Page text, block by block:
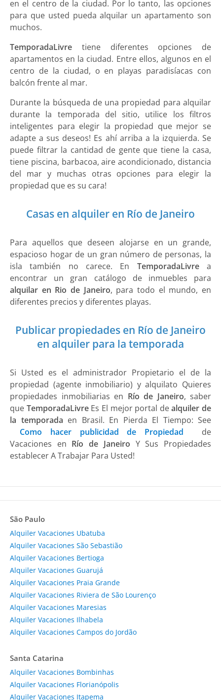
en el centro de la ciudad. Por lo tanto, las opciones
para que usted pueda alquilar un apartamento son
muchos.
TemporadaLivre tiene diferentes opciones de
apartamentos en la ciudad. Entre ellos, algunos en el
centro de la ciudad, o en playas paradisíacas con
balcón frente al mar.
Durante la búsqueda de una propiedad para alquilar
durante la temporada del sitio, utilice los filtros
inteligentes para elegir la propiedad que mejor se
adapte a sus deseos! Es ahí arriba a la izquierda. Se
puede filtrar la cantidad de gente que tiene la casa,
tiene piscina, barbacoa, aire acondicionado, distancia
del mar y muchas otras opciones para elegir la
propiedad que es su cara!
Casas en alquiler en Río de Janeiro
Para aquellos que deseen alojarse en un grande,
espacioso hogar de un gran número de personas, la
isla también no carece. En TemporadaLivrea
encontrar un gran catálogo de inmuebles para
alquilar en Rio de Janeiro, para todo el mundo, en
diferentes precios y diferentes playas.
Publicar propiedades en Río de Janeiro
en alquiler para la temporada
Si Usted es el administrador Propietario el de la
propiedad (agente inmobiliario) y alquilato Quieres
propiedades inmobiliarias en Río de Janeiro, saber
que TemporadaLivreEs El mejor portal dealquiler de
la temporada en Brasil. En Pierda El Tiempo: See
Como hacer publicidad de Propiedad
de
Vacaciones en Río de Janeiro Y Sus Propiedades
establecer A Trabajar Para Usted!
São Paulo
Alquiler Vacaciones Ubatuba
Alquiler Vacaciones São Sebastião
Alquiler Vacaciones Bertioga
Alquiler Vacaciones Guarujá
Alquiler Vacaciones Praia Grande
Alquiler Vacaciones Riviera de São Lourenço
Alquiler Vacaciones Maresias
Alquiler Vacaciones Ilhabela
Alquiler Vacaciones Campos do Jordão
Santa Catarina
Alquiler Vacaciones Bombinhas
Alquiler Vacaciones Florianópolis
Alquiler Vacaciones Itapema